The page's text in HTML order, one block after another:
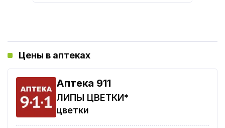
Цены в аптеках
Aптека 911
ЛИПЫ ЦВЕТКИ*
цветки